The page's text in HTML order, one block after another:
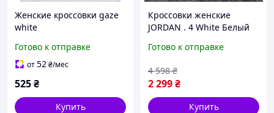
Женские кроссовки gaze
white
Готово к отправке
от52₴/мес
525₴
Купить
Кроссовки женские
JORDAN . 4 White Белый
Готово к отправке
2 299₴
4 598 ₴
Купить